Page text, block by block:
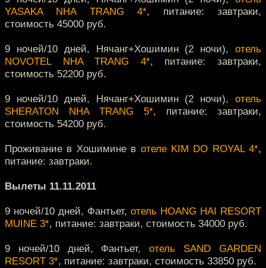
YASAKA NHA TRANG 4*, питание: завтраки,
стоимость 45000 руб.
9 ночей/10 дней, Нячанг+Хошимин (2 ночи), отель
NOVOTEL NHA TRANG 4*, питание: завтраки,
стоимость 52200 руб.
9 ночей/10 дней, Нячанг+Хошимин (2 ночи), отель
SHERATON NHA TRANG 5*, питание: завтраки,
стоимость 54200 руб.
Проживание в Хошимине в отеле KIM DO ROYAL 4*,
питание: завтраки.
Вылеты 11.11.2011
9 ночей/10 дней, Фантьет, отель HOANG HAI RESORT
MUINE 3*, питание: завтраки, стоимость 34000 руб.
9 ночей/10 дней, Фантьет,отель SAND GARDEN
RESORT 3*, питание: завтраки, стоимость 33850 руб.